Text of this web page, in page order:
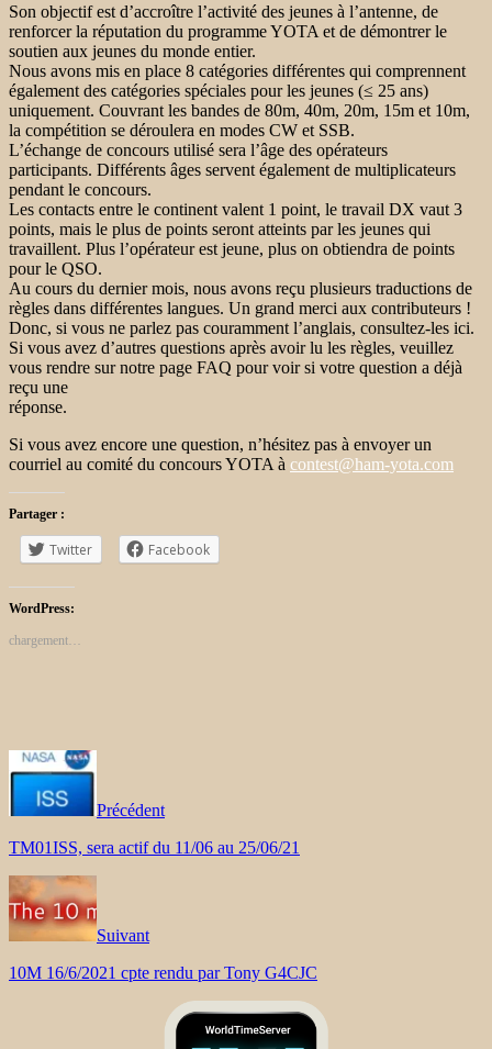
Son objectif est d’accroître l’activité des jeunes à l’antenne, de
renforcer la réputation du programme YOTA et de démontrer le
soutien aux jeunes du monde entier.
Nous avons mis en place 8 catégories différentes qui comprennent
également des catégories spéciales pour les jeunes (≤ 25 ans)
uniquement. Couvrant les bandes de 80m, 40m, 20m, 15m et 10m,
la compétition se déroulera en modes CW et SSB.
L’échange de concours utilisé sera l’âge des opérateurs
participants. Différents âges servent également de multiplicateurs
pendant le concours.
Les contacts entre le continent valent 1 point, le travail DX vaut 3
points, mais le plus de points seront atteints par les jeunes qui
travaillent. Plus l’opérateur est jeune, plus on obtiendra de points
pour le QSO.
Au cours du dernier mois, nous avons reçu plusieurs traductions de
règles dans différentes langues. Un grand merci aux contributeurs !
Donc, si vous ne parlez pas couramment l’anglais, consultez-les ici.
Si vous avez d’autres questions après avoir lu les règles, veuillez
vous rendre sur notre page FAQ pour voir si votre question a déjà
reçu une
réponse.
Si vous avez encore une question, n’hésitez pas à envoyer un
courriel au comité du concours YOTA à contest@ham-yota.com
Partager :
Twitter Facebook
WordPress:
chargement…
Précédent
TM01ISS, sera actif du 11/06 au 25/06/21
Suivant
10M 16/6/2021 cpte rendu par Tony G4CJC